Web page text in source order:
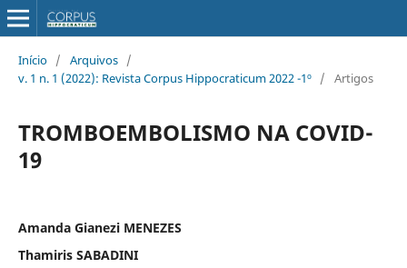
Início / Arquivos /
v. 1 n. 1 (2022): Revista Corpus Hippocraticum 2022 -1º / Artigos
TROMBOEMBOLISMO NA COVID-
19
Amanda Gianezi MENEZES
Thamiris SABADINI